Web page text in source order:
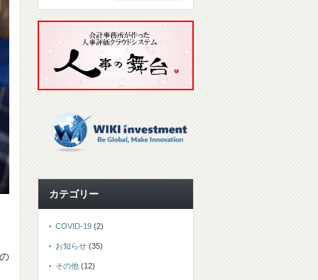
カテゴリー
COVID-19 (2)
お知らせ (35)
その他 (12)